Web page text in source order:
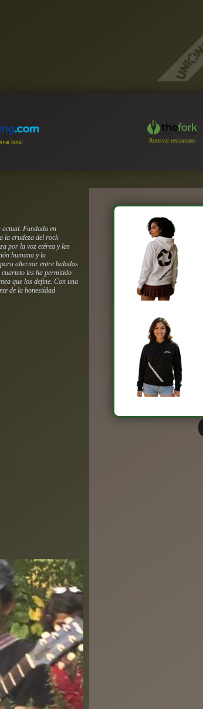
hotel
Reservar restaurante
actual. Fundada en
la crudeza del rock
por la voz etérea y las
humana y la
alternar entre baladas
les ha permitido
que los define. Con una
de la honestidad